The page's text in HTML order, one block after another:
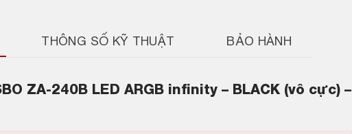
THÔNG SỐ KỸ THUẬT BẢO HÀNH
ZA-240B LED ARGB infinity – BLACK (vô cực) –